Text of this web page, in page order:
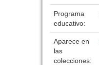
Programa
educativo:
Aparece en
las
colecciones: